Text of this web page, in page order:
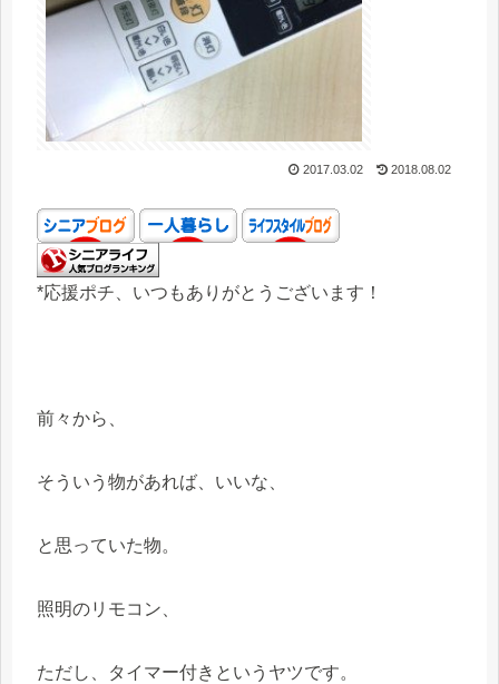
2017.03.02 2018.08.02
*応援ポチ、いつもありがとうございます！
前々から、
そういう物があれば、いいな、
と思っていた物。
照明のリモコン、
ただし、タイマー付きというヤツです。